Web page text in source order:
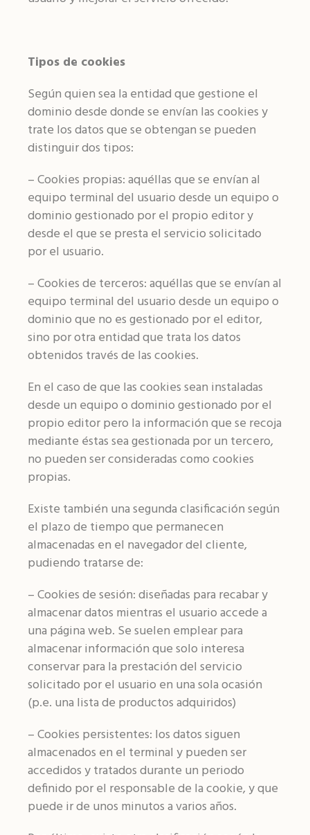
Tipos de cookies
Según quien sea la entidad que gestione el
dominio desde donde se envían las cookies y
trate los datos que se obtengan se pueden
distinguir dos tipos:
– Cookies propias: aquéllas que se envían al
equipo terminal del usuario desde un equipo o
dominio gestionado por el propio editor y
desde el que se presta el servicio solicitado
por el usuario.
– Cookies de terceros: aquéllas que se envían al
equipo terminal del usuario desde un equipo o
dominio que no es gestionado por el editor,
sino por otra entidad que trata los datos
obtenidos través de las cookies.
En el caso de que las cookies sean instaladas
desde un equipo o dominio gestionado por el
propio editor pero la información que se recoja
mediante éstas sea gestionada por un tercero,
no pueden ser consideradas como cookies
propias.
Existe también una segunda clasificación según
el plazo de tiempo que permanecen
almacenadas en el navegador del cliente,
pudiendo tratarse de:
– Cookies de sesión: diseñadas para recabar y
almacenar datos mientras el usuario accede a
una página web. Se suelen emplear para
almacenar información que solo interesa
conservar para la prestación del servicio
solicitado por el usuario en una sola ocasión
(p.e. una lista de productos adquiridos)
– Cookies persistentes: los datos siguen
almacenados en el terminal y pueden ser
accedidos y tratados durante un periodo
definido por el responsable de la cookie, y que
puede ir de unos minutos a varios años.